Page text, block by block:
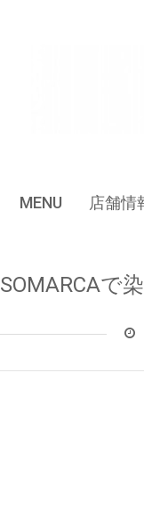
MENU 店舗情
SOMARCAで